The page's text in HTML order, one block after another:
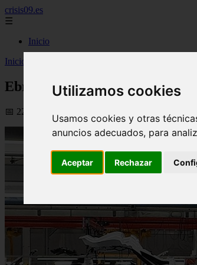
Utilizamos cookies
Usamos cookies y otras
anuncios adecuados, para
Aceptar Rechazar
crisis09.es
☰
Inicio
Inicio
Ebro da un salto en producción
📅 22/06/2026